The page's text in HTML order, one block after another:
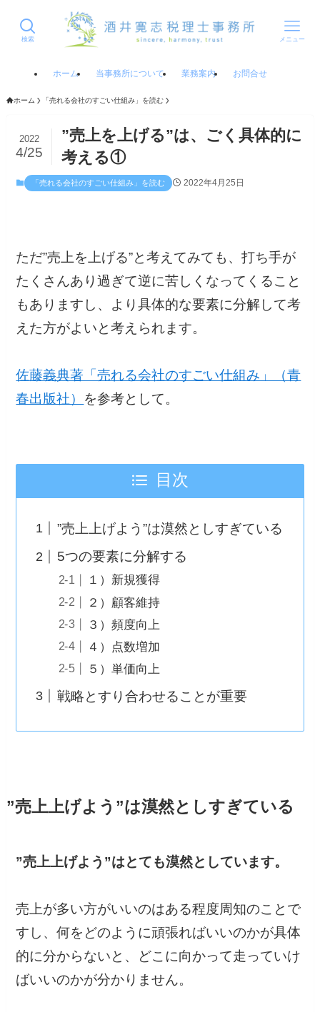
検索 メニュー
ホーム 当事務所について 業務案内 お問合せ
ホーム 「売れる会社のすごい仕組み」を読む
”売上を上げる”は、ごく具体的に
考える①
2022
4/25
「売れる会社のすごい仕組み」を読む 2022年4月25日
ただ”売上を上げる”と考えてみても、打ち手が
たくさんあり過ぎて逆に苦しくなってくること
もありますし、より具体的な要素に分解して考
えた方がよいと考えられます。
佐藤義典著「売れる会社のすごい仕組み」（青
春出版社） を参考として。
目次
”売上上げよう”は漠然としすぎている
5つの要素に分解する
１）新規獲得
２）顧客維持
３）頻度向上
４）点数増加
５）単価向上
戦略とすり合わせることが重要
”売上上げよう”は漠然としすぎている
”売上上げよう”はとても漠然としています。
売上が多い方がいいのはある程度周知のことで
すし、何をどのように頑張ればいいのかが具体
的に分からないと、どこに向かって走っていけ
ばいいのかが分かりません。